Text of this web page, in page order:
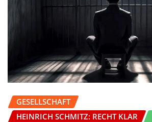
GESELLSCHAFT
HEINRICH SCHMITZ: RECHT KLAR